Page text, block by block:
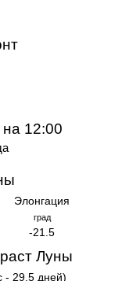
12:00
Элонгация
град
-21.5
Луны
- 29.5 дней)